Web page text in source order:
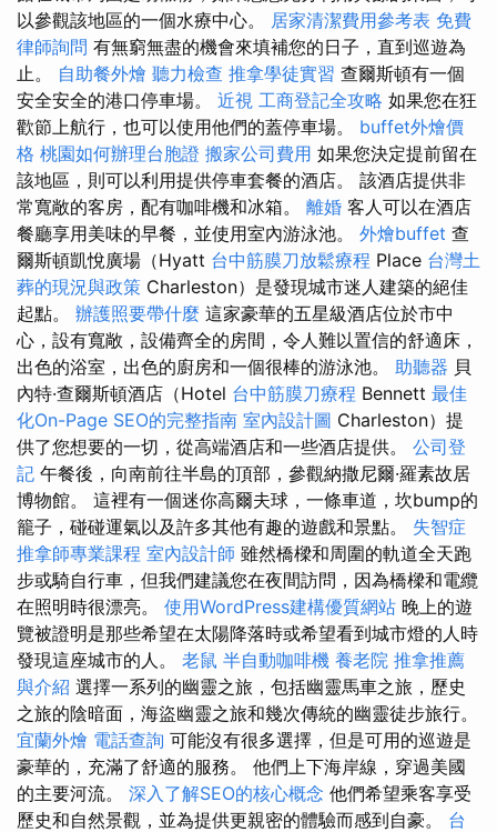
以參觀該地區的一個水療中心。 居家清潔費用參考表 免費
律師詢問 有無窮無盡的機會來填補您的日子，直到巡遊為
止。 自助餐外燴 聽力檢查 推拿學徒實習 查爾斯頓有一個
安全安全的港口停車場。 近視 工商登記全攻略 如果您在狂
歡節上航行，也可以使用他們的蓋停車場。 buffet外燴價
格 桃園如何辦理台胞證 搬家公司費用 如果您決定提前留在
該地區，則可以利用提供停車套餐的酒店。 該酒店提供非
常寬敞的客房，配有咖啡機和冰箱。 離婚 客人可以在酒店
餐廳享用美味的早餐，並使用室內游泳池。 外燴buffet 查
爾斯頓凱悅廣場（Hyatt 台中筋膜刀放鬆療程 Place 台灣土
葬的現況與政策 Charleston）是發現城市迷人建築的絕佳
起點。 辦護照要帶什麼 這家豪華的五星級酒店位於市中
心，設有寬敞，設備齊全的房間，令人難以置信的舒適床，
出色的浴室，出色的廚房和一個很棒的游泳池。 助聽器 貝
內特·查爾斯頓酒店（Hotel 台中筋膜刀療程 Bennett 最佳
化On-Page SEO的完整指南 室內設計圖 Charleston）提
供了您想要的一切，從高端酒店和一些酒店提供。 公司登
記 午餐後，向南前往半島的頂部，參觀納撒尼爾·羅素故居
博物館。 這裡有一個迷你高爾夫球，一條車道，坎bump的
籠子，碰碰運氣以及許多其他有趣的遊戲和景點。 失智症
推拿師專業課程 室內設計師 雖然橋樑和周圍的軌道全天跑
步或騎自行車，但我們建議您在夜間訪問，因為橋樑和電纜
在照明時很漂亮。 使用WordPress建構優質網站 晚上的遊
覽被證明是那些希望在太陽降落時或希望看到城市燈的人時
發現這座城市的人。 老鼠 半自動咖啡機 養老院 推拿推薦
與介紹 選擇一系列的幽靈之旅，包括幽靈馬車之旅，歷史
之旅的陰暗面，海盜幽靈之旅和幾次傳統的幽靈徒步旅行。
宜蘭外燴 電話查詢 可能沒有很多選擇，但是可用的巡遊是
豪華的，充滿了舒適的服務。 他們上下海岸線，穿過美國
的主要河流。 深入了解SEO的核心概念 他們希望乘客享受
歷史和自然景觀，並為提供更親密的體驗而感到自豪。 台